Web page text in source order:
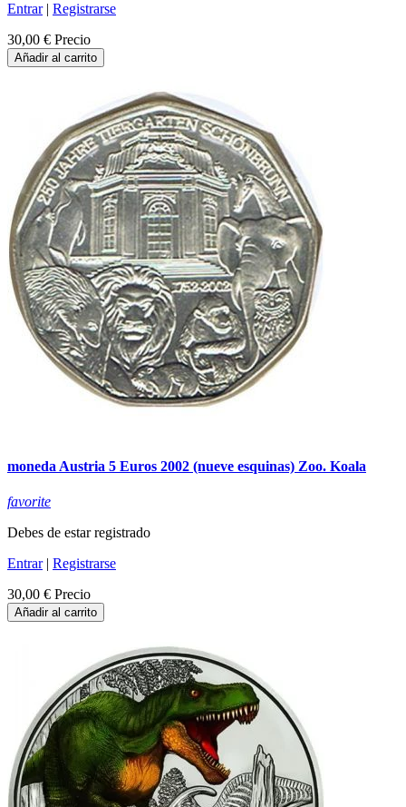
Entrar| Registrarse
30,00 € Precio
Añadir al carrito
moneda Austria 5 Euros 2002 (nueve esquinas) Zoo. Koala
favorite
Debes de estar registrado
Entrar| Registrarse
30,00 € Precio
Añadir al carrito